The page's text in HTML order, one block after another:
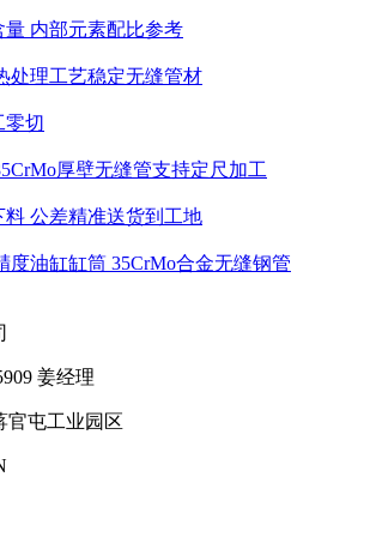
量 内部元素配比参考
处理工艺稳定无缝管材
零切
厚壁无缝管支持定尺加工
公差精准送货到工地
度油缸缸筒 35CrMo合金无缝钢管
姜经理
官屯工业园区